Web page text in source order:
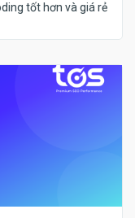
tốt hơn và giá rẻ